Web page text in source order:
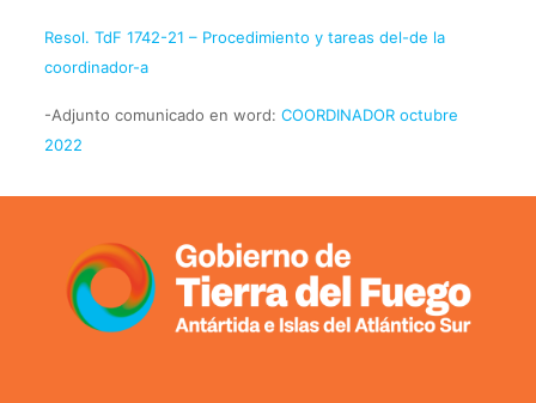
Resol. TdF 1742-21 – Procedimiento y tareas del-de la
coordinador-a
-Adjunto comunicado en word: COORDINADOR octubre
2022